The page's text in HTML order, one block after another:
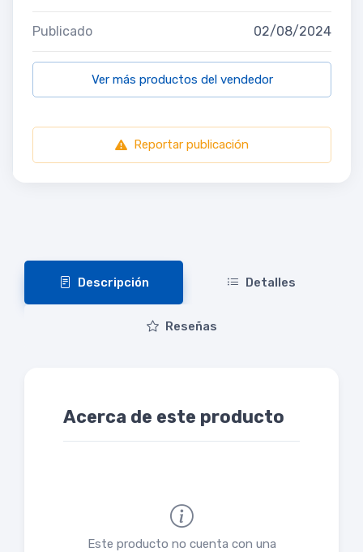
Publicado 02/08/2024
Ver más productos del vendedor
Reportar publicación
Descripción Detalles
Reseñas
Acerca de este producto
Este producto no cuenta con una